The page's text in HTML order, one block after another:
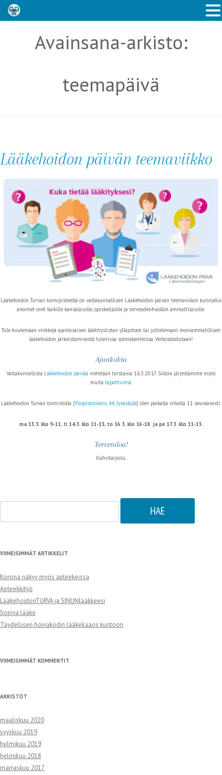
Avainsana-arkisto:
teemapäivä
Lääkehoidon päivän teemaviikko
Lääkehoidon Turvan toimipisteellä on valtakunnallisen Lääkehoidon päivän teemaviikon kunniaksi
avoimet ovet kaikille kansalaisille, opiskelijoille ja terveydenhuollon ammattilaisille.
Tule kuulemaan vinkkejä ajantasaisen lääkityslistan ylläpitoon tai juttelemaan moniammatillisen
lääkehoidon järkeistämisestä tulevissa soterakenteissa. Verkostoidutaan!
Ajankohta
Valtakunnallista Lääkehoidon päivää vietetään torstaina 16.3.2017. Silloin järjestämme myös
muita tapahtumia
Lääkehoidon Turvan toimistolla (Yliopistonkatu 44, Jyväskylä) olen paikalla viikolla 11 seuraavasti:
ma 13.3. klo 9-11, ti 14.3. klo 11-13, to 16.3. klo 16-18 ja pe 17.3. klo 11-13.
Tervetuloa!
Kahvitarjoilu.
Haku:
VIIMEISIMMÄT ARTIKKELIT
Korona näkyy myös apteekeissa
Apteekkityö
LääkehoidonTURVA ja SINUNlääkkeesi
Sopiva lääke
Täydellisen hoivakodin lääkekaaos kuntoon
VIIMEISIMMÄT KOMMENTIT
ARKISTOT
maaliskuu 2020
syyskuu 2019
helmikuu 2019
helmikuu 2018
marraskuu 2017